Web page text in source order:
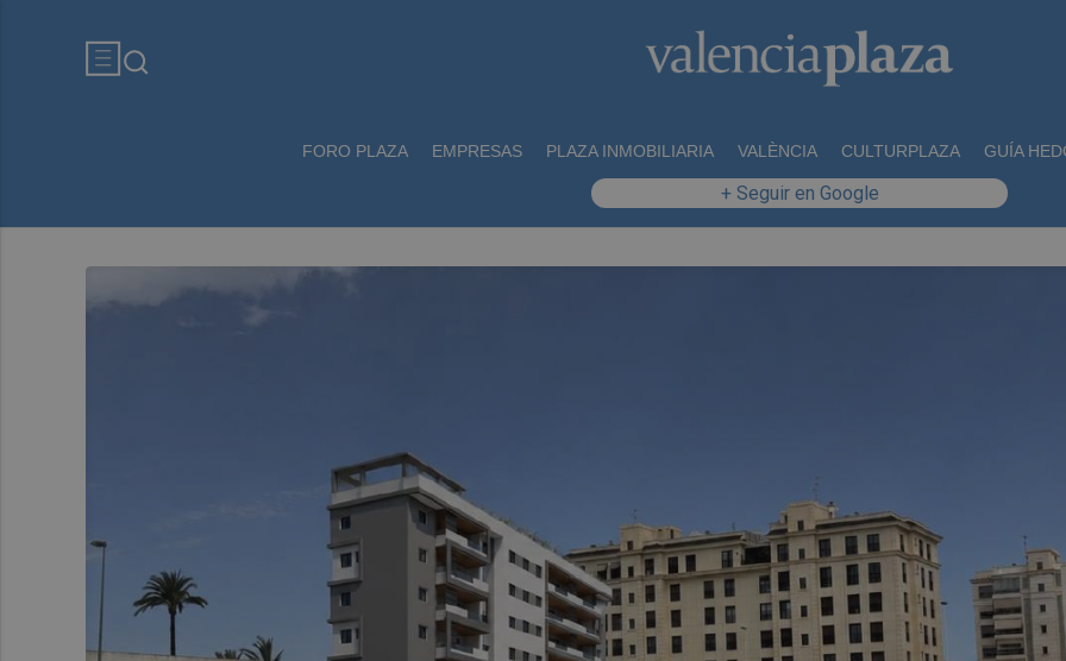
FORO PLAZA EMPRESAS PLAZA INMOBILIARIA VALÈNCIA CULTURPLAZA GUÍA
+ Seguir en Google